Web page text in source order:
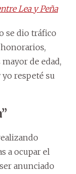
Lea y Peña
se dio tráfico
de edad,
respeté su
a ocupar el
anunciado